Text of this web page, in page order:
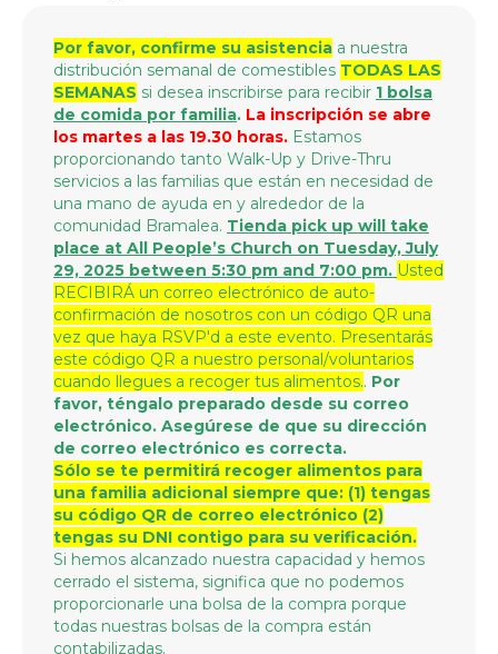
Por favor, confirme su asistencia a nuestra
distribución semanal de comestibles TODAS LAS
SEMANAS si desea inscribirse para recibir 1 bolsa
de comida por familia. La inscripción se abre
los martes a las 19.30 horas. Estamos
proporcionando tanto Walk-Up y Drive-Thru
servicios a las familias que están en necesidad de
una mano de ayuda en y alrededor de la
comunidad Bramalea. Tienda pick up will take
place at All People’s Church on Tuesday, July
29, 2025 between 5:30 pm and 7:00 pm. Usted
RECIBIRÁ un correo electrónico de auto-
confirmación de nosotros con un código QR una
vez que haya RSVP'd a este evento. Presentarás
este código QR a nuestro personal/voluntarios
cuando llegues a recoger tus alimentos.. Por
favor, téngalo preparado desde su correo
electrónico. Asegúrese de que su dirección
de correo electrónico es correcta.
Sólo se te permitirá recoger alimentos para
una familia adicional siempre que: (1) tengas
su código QR de correo electrónico (2)
tengas su DNI contigo para su verificación.
Si hemos alcanzado nuestra capacidad y hemos
cerrado el sistema, significa que no podemos
proporcionarle una bolsa de la compra porque
todas nuestras bolsas de la compra están
contabilizadas.